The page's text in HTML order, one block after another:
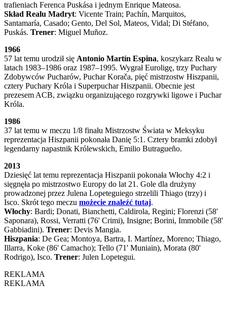
trafieniach Ferenca Puskása i jednym Enrique Mateosa.
Skład Realu Madryt: Vicente Train; Pachín, Marquitos,
Santamaría, Casado; Gento, Del Sol, Mateos, Vidal; Di Stéfano,
Puskás. Trener: Miguel Muñoz.
1966
57 lat temu urodził się Antonio Martín Espina, koszykarz Realu w
latach 1983–1986 oraz 1987–1995. Wygrał Euroligę, trzy Puchary
Zdobywców Pucharów, Puchar Korača, pięć mistrzostw Hiszpanii,
cztery Puchary Króla i Superpuchar Hiszpanii. Obecnie jest
prezesem ACB, związku organizującego rozgrywki ligowe i Puchar
Króla.
1986
37 lat temu w meczu 1/8 finału Mistrzostw Świata w Meksyku
reprezentacja Hiszpanii pokonała Danię 5:1. Cztery bramki zdobył
legendarny napastnik Królewskich, Emilio Butragueño.
2013
Dziesięć lat temu reprezentacja Hiszpanii pokonała Włochy 4:2 i
sięgnęła po mistrzostwo Europy do lat 21. Gole dla drużyny
prowadzonej przez Julena Lopeteguiego strzelili Thiago (trzy) i
Isco. Skrót tego meczu możecie znaleźć tutaj.
Włochy: Bardi; Donati, Bianchetti, Caldirola, Regini; Florenzi (58'
Saponara), Rossi, Verratti (76' Crimi), Insigne; Borini, Immobile (58'
Gabbiadini). Trener: Devis Mangia.
Hiszpania: De Gea; Montoya, Bartra, I. Martínez, Moreno; Thiago,
Illarra, Koke (86' Camacho); Tello (71' Muniain), Morata (80'
Rodrigo), Isco. Trener: Julen Lopetegui.
REKLAMA
REKLAMA